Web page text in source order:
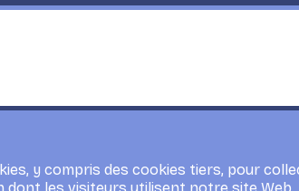
y compris des cookies tiers, pour